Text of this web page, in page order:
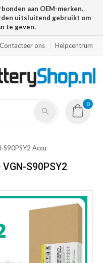
aan OEM-merken.
uitsluitend gebruikt om
te geven.
Contacteer ons Helpcentrum
0
S90PSY2 Accu
S90PSY2